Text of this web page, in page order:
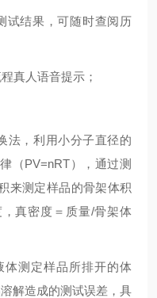
试结果，可随时查阅历
真人语音提示；
法，利用小分子直径的
（PV=nRT），通过测
来测定样品的骨架体积
，真密度＝质量/骨架体
测定样品所排开的体
解造成的测试误差，具